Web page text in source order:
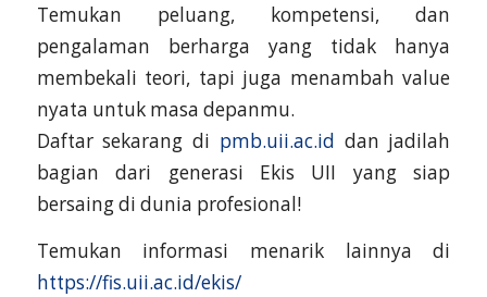
Temukan peluang, kompetensi, dan
pengalaman berharga yang tidak hanya
membekali teori, tapi juga menambah value
nyata untuk masa depanmu.
Daftar sekarang di pmb.uii.ac.id dan jadilah
bagian dari generasi Ekis UII yang siap
bersaing di dunia profesional!
Temukan informasi menarik lainnya di
https://fis.uii.ac.id/ekis/